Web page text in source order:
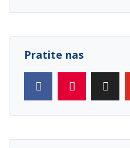
Pratite nas